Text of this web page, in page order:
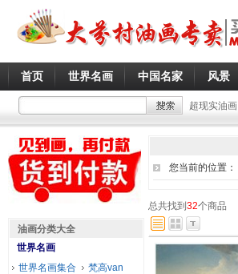
首页 世界名画 中国名家 风景
超现实油画
您当前的位置：
总共找到 32个商品
油画分类大全
世界名画
世界名画集合
梵高van